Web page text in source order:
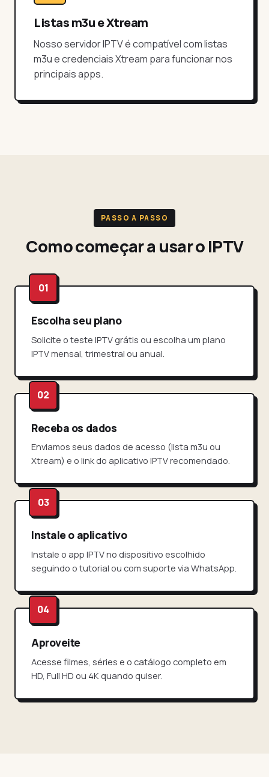
Listas m3u e Xtream
Nosso servidor IPTV é compatível com listas
m3u e credenciais Xtream para funcionar nos
principais apps.
PASSO A PASSO
Como começar a usar o IPTV
Escolha seu plano
Solicite o teste IPTV grátis ou escolha um plano
IPTV mensal, trimestral ou anual.
Receba os dados
Enviamos seus dados de acesso (lista m3u ou
Xtream) e o link do aplicativo IPTV recomendado.
Instale o aplicativo
Instale o app IPTV no dispositivo escolhido
seguindo o tutorial ou com suporte via WhatsApp.
Aproveite
Acesse filmes, séries e o catálogo completo em
HD, Full HD ou 4K quando quiser.